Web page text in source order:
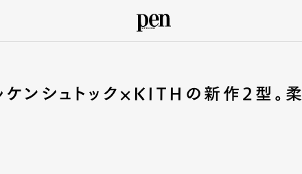
ケンシュトック×KITHの新作2型。柔